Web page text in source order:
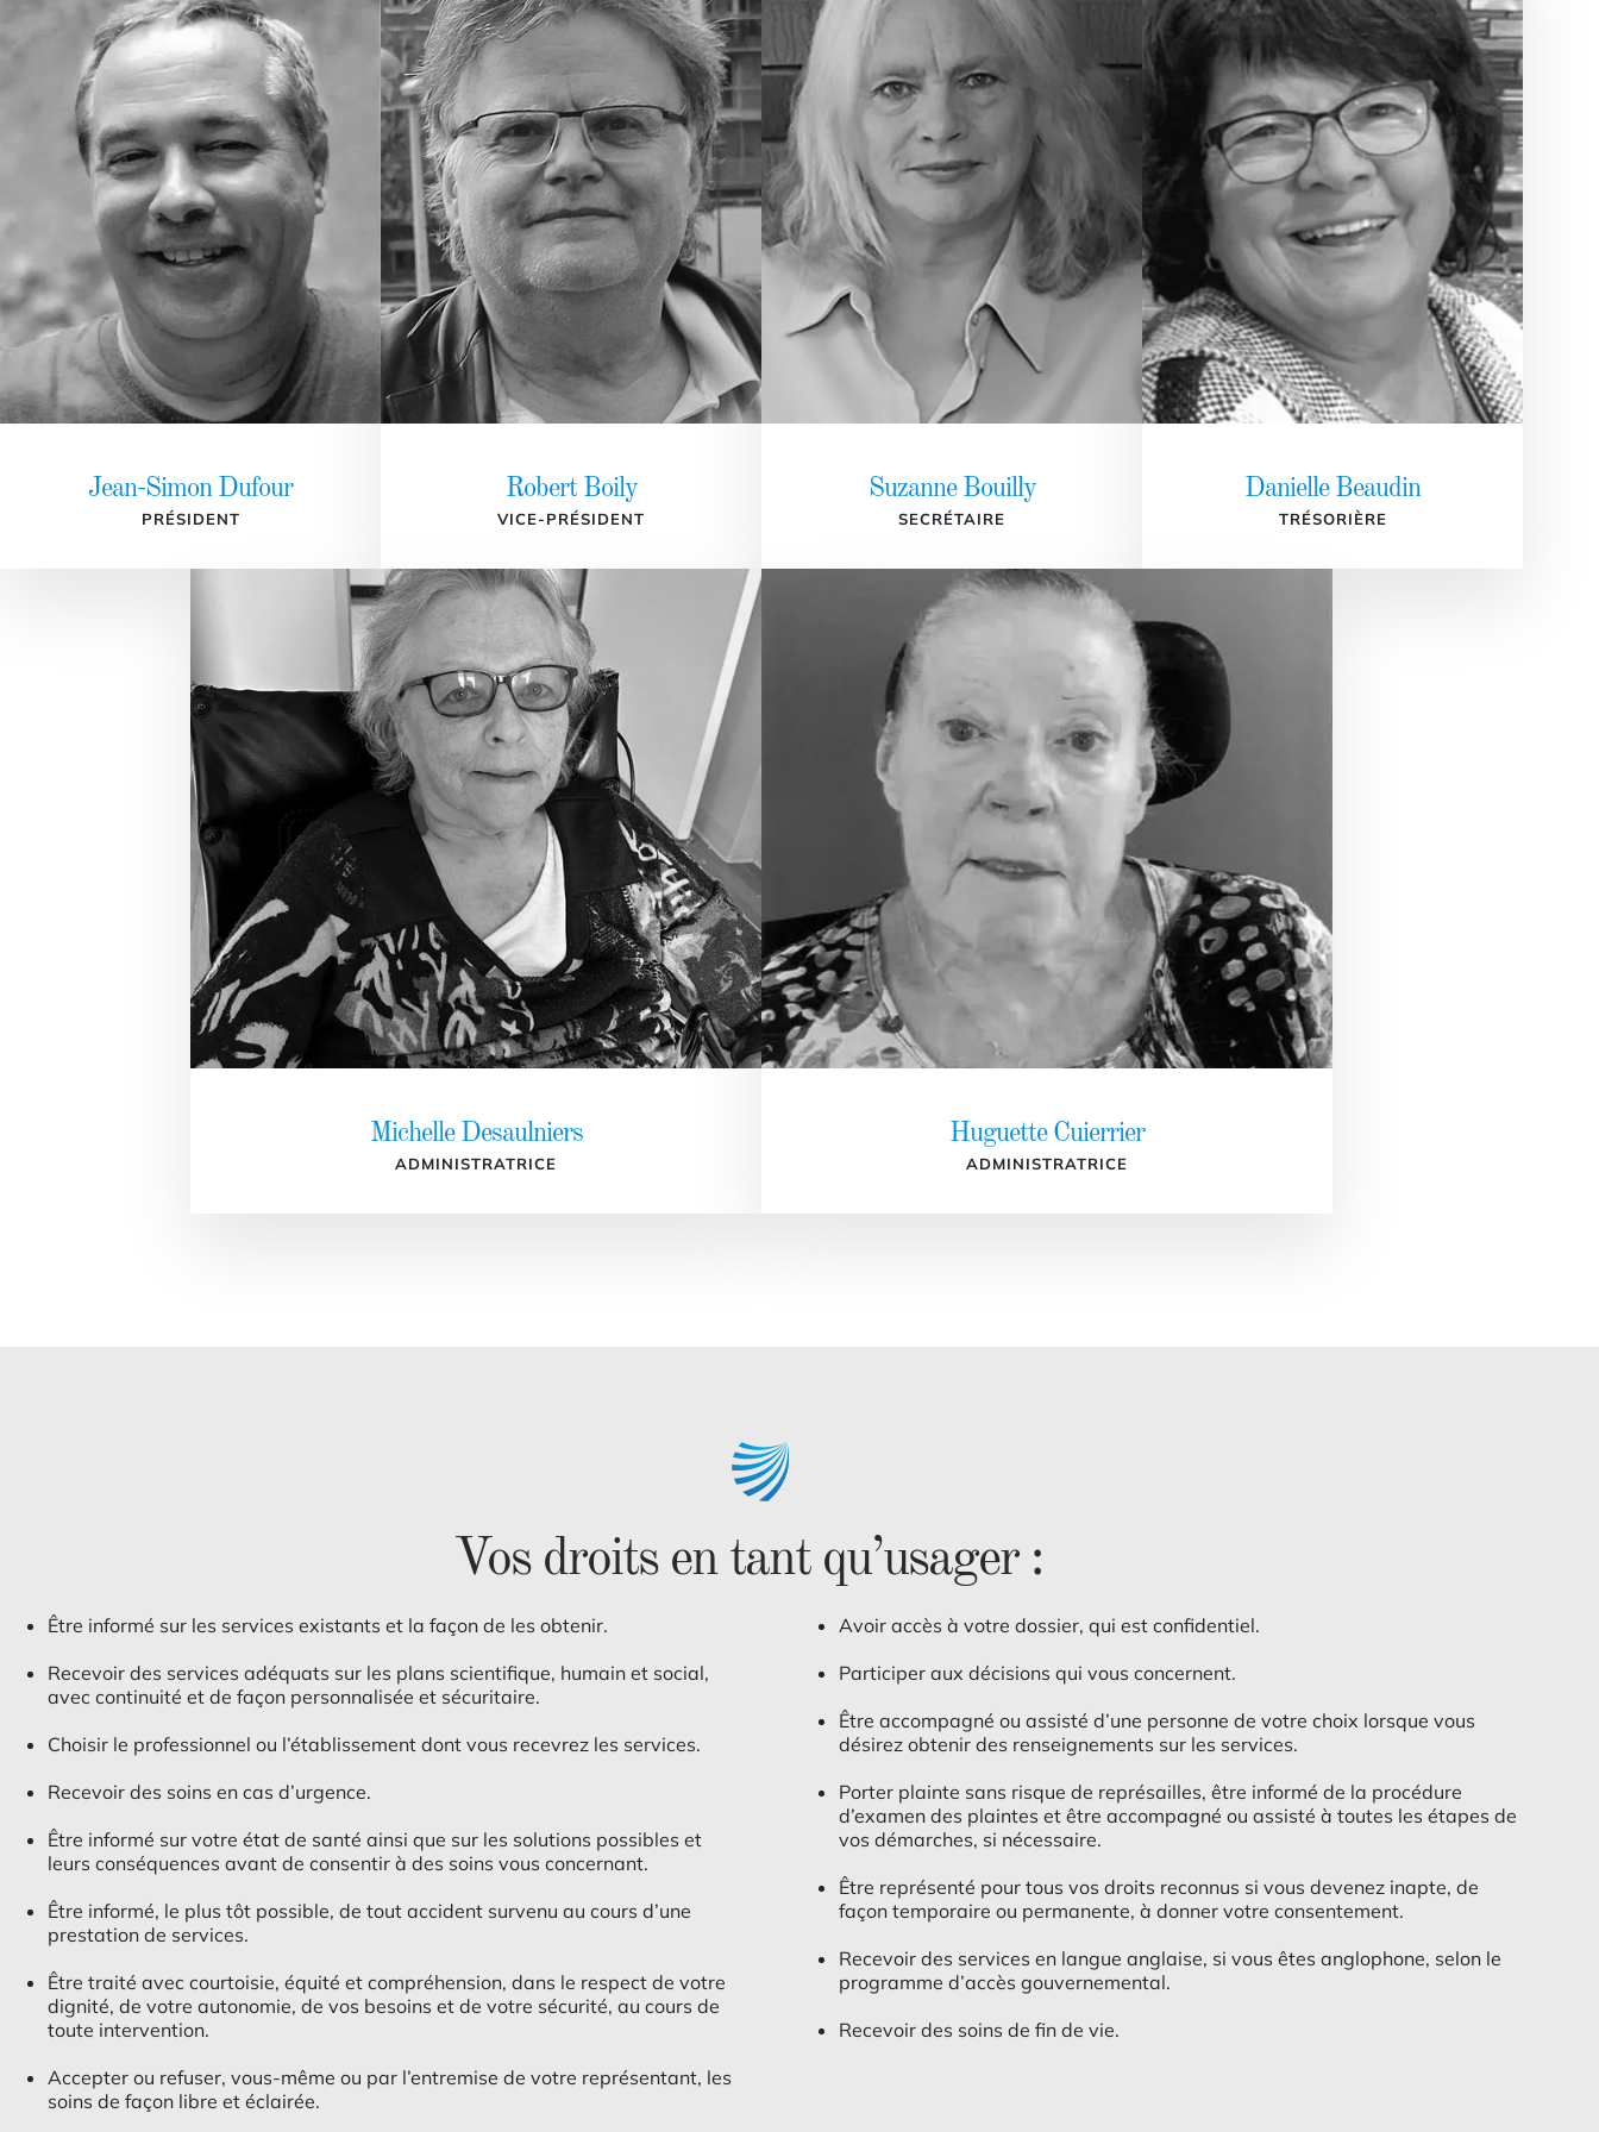
Jean-Simon Dufour
PRÉSIDENT
Robert Boily
VICE-PRÉSIDENT
Suzanne Bouilly
SECRÉTAIRE
Danielle Beaudin
TRÉSORIÈRE
Michelle Desaulniers
ADMINISTRATRICE
Huguette Cuierrier
ADMINISTRATRICE
Vos droits en tant qu’usager :
Être informé sur les services existants et la façon de les obtenir.
Recevoir des services adéquats sur les plans scientifique, humain et social,
avec continuité et de façon personnalisée et sécuritaire.
Choisir le professionnel ou l’établissement dont vous recevrez les services.
Recevoir des soins en cas d’urgence.
Être informé sur votre état de santé ainsi que sur les solutions possibles et
leurs conséquences avant de consentir à des soins vous concernant.
Être informé, le plus tôt possible, de tout accident survenu au cours d’une
prestation de services.
Être traité avec courtoisie, équité et compréhension, dans le respect de votre
dignité, de votre autonomie, de vos besoins et de votre sécurité, au cours de
toute intervention.
Accepter ou refuser, vous-même ou par l’entremise de votre représentant, les
soins de façon libre et éclairée.
Avoir accès à votre dossier, qui est confidentiel.
Participer aux décisions qui vous concernent.
Être accompagné ou assisté d’une personne de votre choix lorsque vous
désirez obtenir des renseignements sur les services.
Porter plainte sans risque de représailles, être informé de la procédure
d’examen des plaintes et être accompagné ou assisté à toutes les étapes de
vos démarches, si nécessaire.
Être représenté pour tous vos droits reconnus si vous devenez inapte, de
façon temporaire ou permanente, à donner votre consentement.
Recevoir des services en langue anglaise, si vous êtes anglophone, selon le
programme d’accès gouvernemental.
Recevoir des soins de fin de vie.